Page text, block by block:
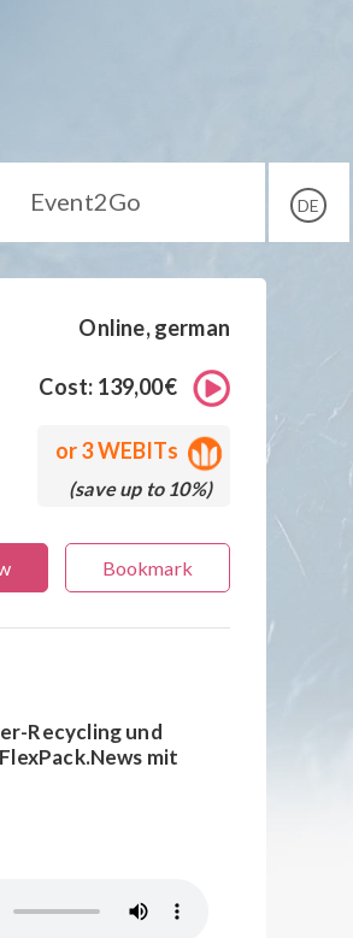
Event2Go DE
Online, german
Cost: 139,00€
or3 WEBITs
(save up to 10%)
Bookmark
Recycling und
mit